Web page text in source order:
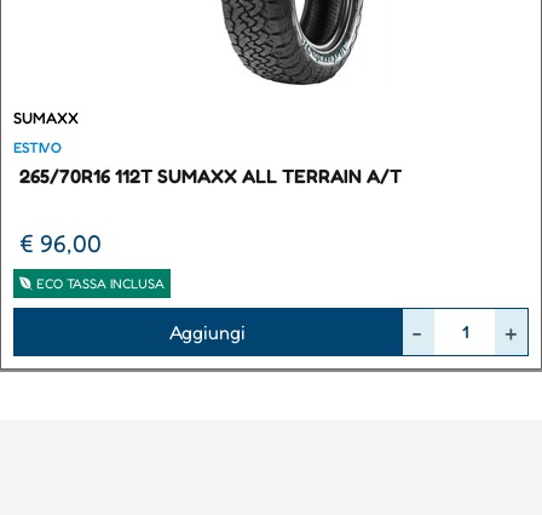
SUMAXX
ESTIVO
265/70R16 112T SUMAXX ALL TERRAIN A/T
€ 96,00
ECO TASSA INCLUSA
Aggiungi